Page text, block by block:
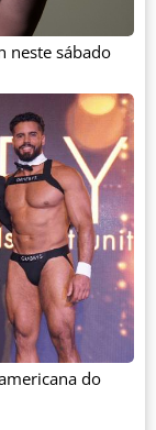
neste sábado
do